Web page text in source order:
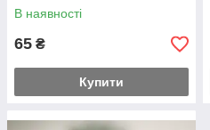
В наявності
65 ₴
Купити